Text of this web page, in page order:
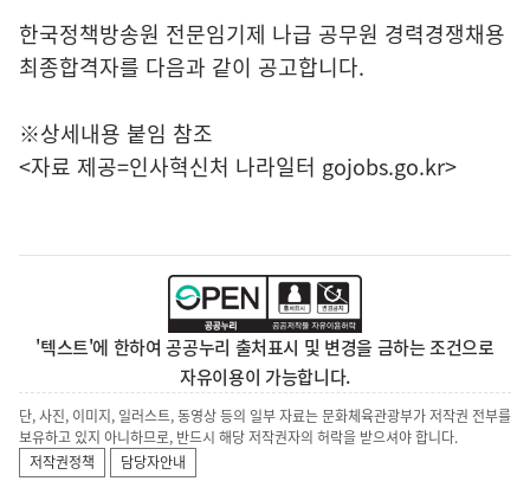
한국정책방송원 전문임기제 나급 공무원 경력경쟁채용
최종합격자를 다음과 같이 공고합니다.
※상세내용 붙임 참조
<자료 제공=인사혁신처 나라일터 gojobs.go.kr>
'텍스트'에 한하여 공공누리 출처표시 및 변경을 금하는 조건으로
자유이용이 가능합니다.
단, 사진, 이미지, 일러스트, 동영상 등의 일부 자료는 문화체육관광부가 저작권 전부를
보유하고 있지 아니하므로, 반드시 해당 저작권자의 허락을 받으셔야 합니다.
저작권정책
담당자안내